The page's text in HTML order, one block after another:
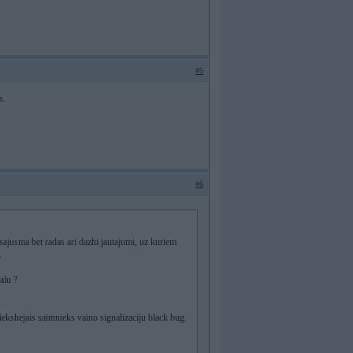
#5
#6
bet radas ari dazhi jautajumi, uz kuriem
?
saimnieks vaino signalizaciju black bug.